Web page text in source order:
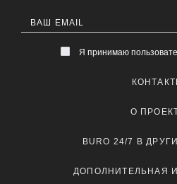
Я принимаю
О
BURO 24/7 В
ДОПОЛНИТЕЛЬНАЯ